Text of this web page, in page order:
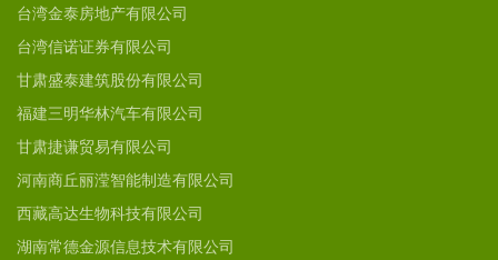
台湾金泰房地产有限公司
台湾信诺证券有限公司
甘肃盛泰建筑股份有限公司
福建三明华林汽车有限公司
甘肃捷谦贸易有限公司
河南商丘丽滢智能制造有限公司
西藏高达生物科技有限公司
湖南常德金源信息技术有限公司